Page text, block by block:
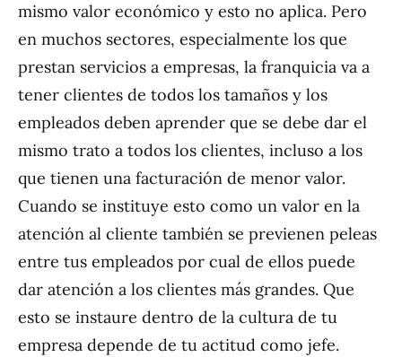
mismo valor económico y esto no aplica. Pero
en muchos sectores, especialmente los que
prestan servicios a empresas, la franquicia va a
tener clientes de todos los tamaños y los
empleados deben aprender que se debe dar el
mismo trato a todos los clientes, incluso a los
que tienen una facturación de menor valor.
Cuando se instituye esto como un valor en la
atención al cliente también se previenen peleas
entre tus empleados por cual de ellos puede
dar atención a los clientes más grandes. Que
esto se instaure dentro de la cultura de tu
empresa depende de tu actitud como jefe.